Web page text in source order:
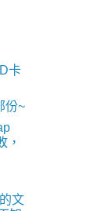
卡
份~
，
文